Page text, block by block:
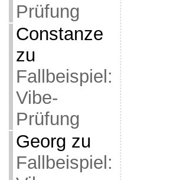
Prüfung
Constanze
zu
Fallbeispiel:
Vibe-
Prüfung
Georg zu
Fallbeispiel: